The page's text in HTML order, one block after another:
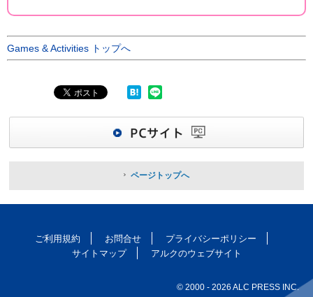
Games & Activities トップへ
ページトップへ
ご利用規約 お問合せ
プライバシーポリシー
サイトマップ
アルクのウェブサイト
© 2000 - 2026 ALC PRESS INC.